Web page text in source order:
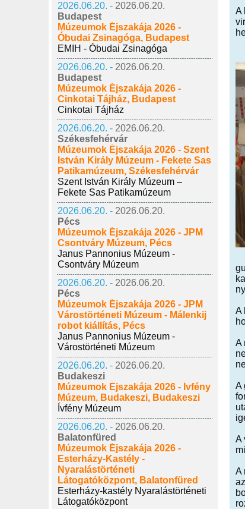
2026.06.20. - 2026.06.20.
Budapest
Múzeumok Éjszakája 2026 -
Óbudai Zsinagóga, Budapest
EMIH - Óbudai Zsinagóga
2026.06.20. - 2026.06.20.
Budapest
Múzeumok Éjszakája 2026 -
Cinkotai Tájház, Budapest
Cinkotai Tájház
2026.06.20. - 2026.06.20.
Székesfehérvár
Múzeumok Éjszakája 2026 - Szent
István Király Múzeum - Fekete Sas
Patikamúzeum, Székesfehérvár
Szent István Király Múzeum –
Fekete Sas Patikamúzeum
2026.06.20. - 2026.06.20.
Pécs
Múzeumok Éjszakája 2026 - JPM
Csontváry Múzeum, Pécs
Janus Pannonius Múzeum -
Csontváry Múzeum
2026.06.20. - 2026.06.20.
Pécs
Múzeumok Éjszakája 2026 - JPM
Várostörténeti Múzeum - Málenkij
robot kiállítás, Pécs
Janus Pannonius Múzeum -
Várostörténeti Múzeum
2026.06.20. - 2026.06.20.
Budakeszi
Múzeumok Éjszakája 2026 - Ívfény
Múzeum, Budakeszi, Budakeszi
Ívfény Múzeum
2026.06.20. - 2026.06.20.
Balatonfüred
Múzeumok Éjszakája 2026 -
Esterházy-Kastély -
Nyaralástörténeti
Látogatóközpont, Balatonfüred
Esterházy-kastély Nyaralástörténeti
Látogatóközpont
A
A
A
A
A
A